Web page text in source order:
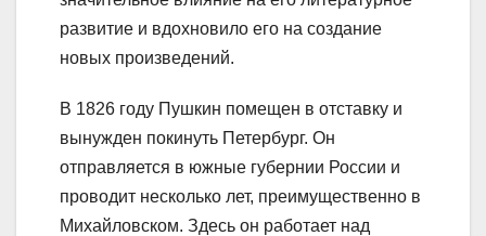
развитие и вдохновило его на создание
новых произведений.
В 1826 году Пушкин помещен в отставку и
вынужден покинуть Петербург. Он
отправляется в южные губернии России и
проводит несколько лет, преимущественно в
Михайловском. Здесь он работает над